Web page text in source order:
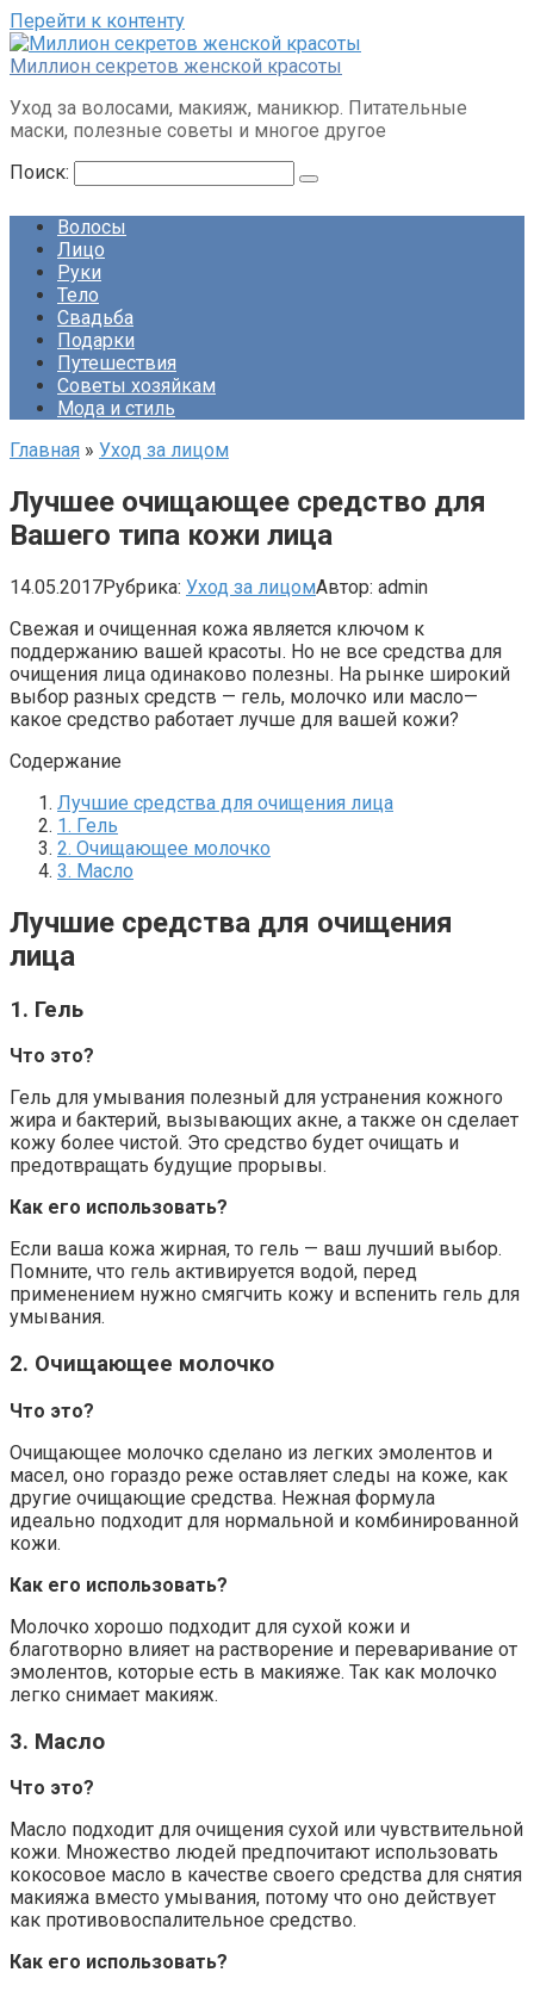
Перейти к контенту
Миллион секретов женской красоты
Уход за волосами, макияж, маникюр. Питательные
маски, полезные советы и многое другое
Поиск:
Волосы
Лицо
Руки
Тело
Свадьба
Подарки
Путешествия
Советы хозяйкам
Мода и стиль
Главная » Уход за лицом
Лучшее очищающее средство для
Вашего типа кожи лица
14.05.2017Рубрика: Уход за лицомАвтор: admin
Свежая и очищенная кожа является ключом к
поддержанию вашей красоты. Но не все средства для
очищения лица одинаково полезны. На рынке широкий
выбор разных средств — гель, молочко или масло—
какое средство работает лучше для вашей кожи?
Содержание
Лучшие средства для очищения лица
1. Гель
2. Очищающее молочко
3. Масло
Лучшие средства для очищения
лица
1. Гель
Что это?
Гель для умывания полезный для устранения кожного
жира и бактерий, вызывающих акне, а также он сделает
кожу более чистой. Это средство будет очищать и
предотвращать будущие прорывы.
Как его использовать?
Если ваша кожа жирная, то гель — ваш лучший выбор.
Помните, что гель активируется водой, перед
применением нужно смягчить кожу и вспенить гель для
умывания.
2. Очищающее молочко
Что это?
Очищающее молочко сделано из легких эмолентов и
масел, оно гораздо реже оставляет следы на коже, как
другие очищающие средства. Нежная формула
идеально подходит для нормальной и комбинированной
кожи.
Как его использовать?
Молочко хорошо подходит для сухой кожи и
благотворно влияет на растворение и переваривание от
эмолентов, которые есть в макияже. Так как молочко
легко снимает макияж.
3. Масло
Что это?
Масло подходит для очищения сухой или чувствительной
кожи. Множество людей предпочитают использовать
кокосовое масло в качестве своего средства для снятия
макияжа вместо умывания, потому что оно действует
как противовоспалительное средство.
Как его использовать?